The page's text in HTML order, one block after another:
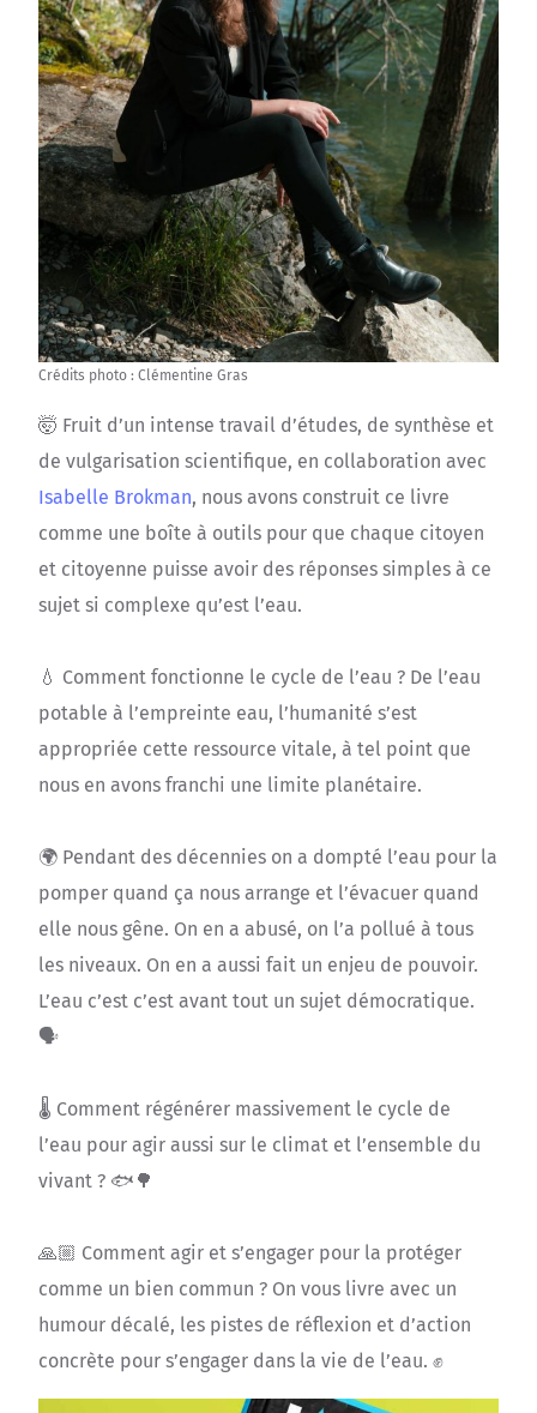
Crédits photo : Clémentine Gras
🤯 Fruit d’un intense travail d’études, de synthèse et
de vulgarisation scientifique, en collaboration avec
Isabelle Brokman, nous avons construit ce livre
comme une boîte à outils pour que chaque citoyen
et citoyenne puisse avoir des réponses simples à ce
sujet si complexe qu’est l’eau.
💧 Comment fonctionne le cycle de l’eau ? De l’eau
potable à l’empreinte eau, l’humanité s’est
appropriée cette ressource vitale, à tel point que
nous en avons franchi une limite planétaire.
🌍 Pendant des décennies on a dompté l’eau pour la
pomper quand ça nous arrange et l’évacuer quand
elle nous gêne. On en a abusé, on l’a pollué à tous
les niveaux. On en a aussi fait un enjeu de pouvoir.
L’eau c’est c’est avant tout un sujet démocratique.
🗣️
🌡️ Comment régénérer massivement le cycle de
l’eau pour agir aussi sur le climat et l’ensemble du
vivant ? 🐟🌳
🙏🏼 Comment agir et s’engager pour la protéger
comme un bien commun ? On vous livre avec un
humour décalé, les pistes de réflexion et d’action
concrète pour s’engager dans la vie de l’eau. ✊